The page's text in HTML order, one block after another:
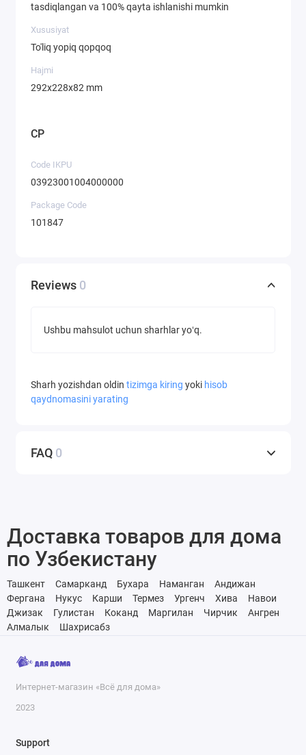
tasdiqlangan va 100% qayta ishlanishi mumkin
Xususiyat
To'liq yopiq qopqoq
Hajmi
292x228x82 mm
CP
Code IKPU
03923001004000000
Package Code
101847
Reviews 0
Ushbu mahsulot uchun sharhlar yoʻq.
Sharh yozishdan oldin tizimga kiring yoki hisob
qaydnomasini yarating
FAQ 0
Доставка товаров для дома
по Узбекистану
Ташкент Самарканд Бухара Наманган
Андижан
Фергана
Нукус Карши Термез Ургенч Хива
Навои
Джизак
Гулистан Коканд Маргилан Чирчик
Ангрен
Алмалык
Шахрисабз
Интернет-магазин «Всё для дома»
2023
Support